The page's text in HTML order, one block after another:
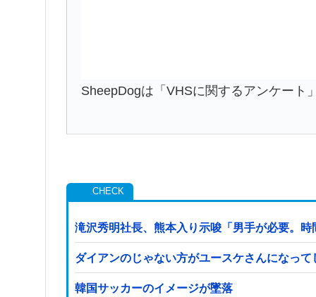
SheepDogは「VHSに関するアンケート
滝沢秀明社長、熊本入り示唆「男手が必要。
ダイアンのじゃない方がユースケさんになっ
韓国サッカーのイメージが墜落